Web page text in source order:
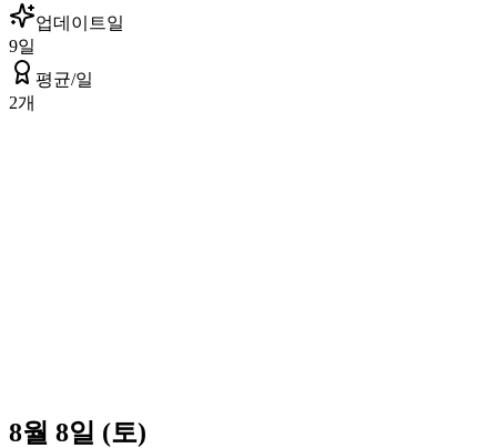
업데이트일
9일
평균/일
2개
8월 8일 (토)